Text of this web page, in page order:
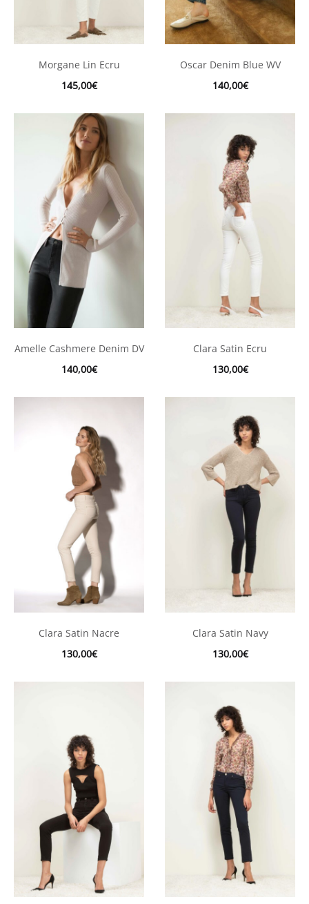
Morgane Lin Ecru
145,00€
Oscar Denim Blue WV
140,00€
Amelle Cashmere Denim DV
140,00€
Clara Satin Ecru
130,00€
Clara Satin Nacre
130,00€
Clara Satin Navy
130,00€